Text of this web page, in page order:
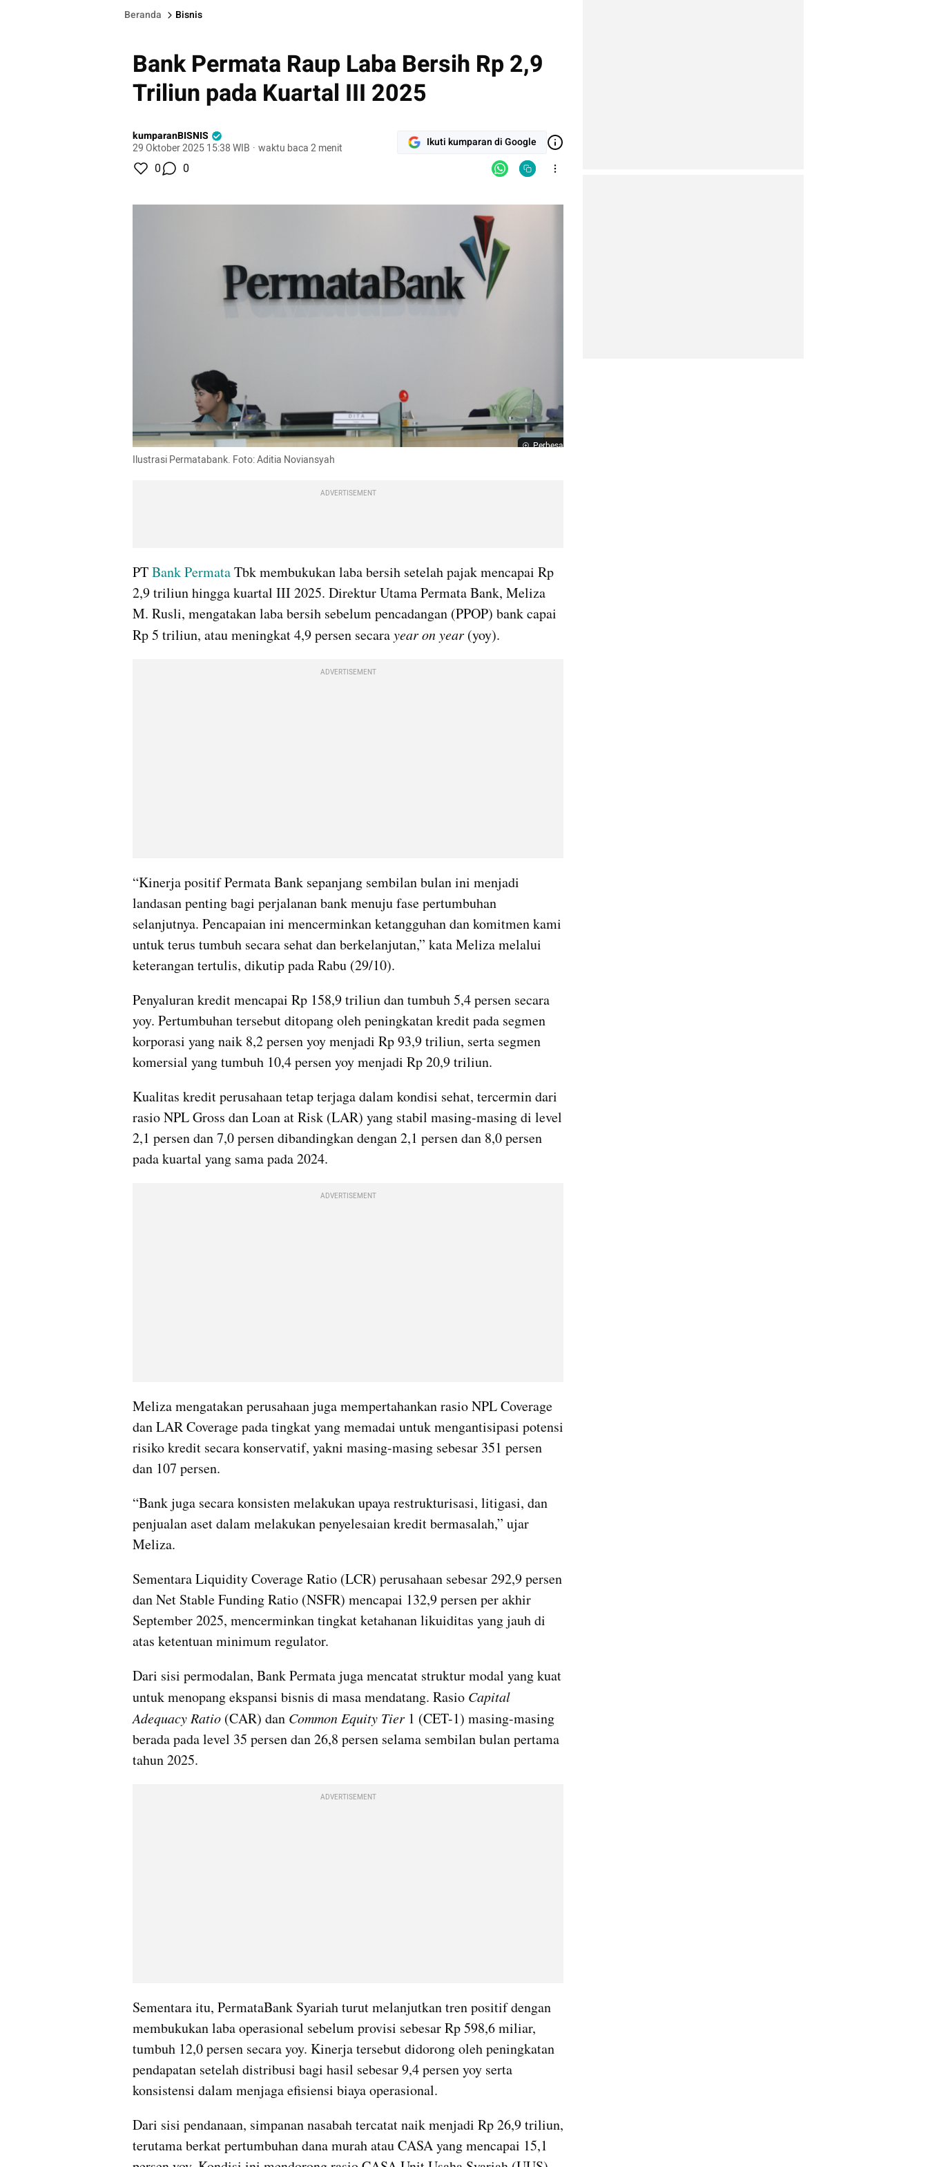
Beranda Bisnis
Bank Permata Raup Laba Bersih Rp 2,9
Triliun pada Kuartal III 2025
kumparanBISNIS
29 Oktober 2025 15:38 WIB · waktu baca 2 menit Ikuti kumparan di Google
0 0
Perbesar
Ilustrasi Permatabank. Foto: Aditia Noviansyah
ADVERTISEMENT
PT Bank Permata Tbk membukukan laba bersih setelah pajak mencapai Rp
2,9 triliun hingga kuartal III 2025. Direktur Utama Permata Bank, Meliza
M. Rusli, mengatakan laba bersih sebelum pencadangan (PPOP) bank capai
Rp 5 triliun, atau meningkat 4,9 persen secara year on year (yoy).
ADVERTISEMENT
“Kinerja positif Permata Bank sepanjang sembilan bulan ini menjadi
landasan penting bagi perjalanan bank menuju fase pertumbuhan
selanjutnya. Pencapaian ini mencerminkan ketangguhan dan komitmen kami
untuk terus tumbuh secara sehat dan berkelanjutan,” kata Meliza melalui
keterangan tertulis, dikutip pada Rabu (29/10).
Penyaluran kredit mencapai Rp 158,9 triliun dan tumbuh 5,4 persen secara
yoy. Pertumbuhan tersebut ditopang oleh peningkatan kredit pada segmen
korporasi yang naik 8,2 persen yoy menjadi Rp 93,9 triliun, serta segmen
komersial yang tumbuh 10,4 persen yoy menjadi Rp 20,9 triliun.
Kualitas kredit perusahaan tetap terjaga dalam kondisi sehat, tercermin dari
rasio NPL Gross dan Loan at Risk (LAR) yang stabil masing-masing di level
2,1 persen dan 7,0 persen dibandingkan dengan 2,1 persen dan 8,0 persen
pada kuartal yang sama pada 2024.
ADVERTISEMENT
Meliza mengatakan perusahaan juga mempertahankan rasio NPL Coverage
dan LAR Coverage pada tingkat yang memadai untuk mengantisipasi potensi
risiko kredit secara konservatif, yakni masing-masing sebesar 351 persen
dan 107 persen.
“Bank juga secara konsisten melakukan upaya restrukturisasi, litigasi, dan
penjualan aset dalam melakukan penyelesaian kredit bermasalah,” ujar
Meliza.
Sementara Liquidity Coverage Ratio (LCR) perusahaan sebesar 292,9 persen
dan Net Stable Funding Ratio (NSFR) mencapai 132,9 persen per akhir
September 2025, mencerminkan tingkat ketahanan likuiditas yang jauh di
atas ketentuan minimum regulator.
Dari sisi permodalan, Bank Permata juga mencatat struktur modal yang kuat
untuk menopang ekspansi bisnis di masa mendatang. Rasio Capital
Adequacy Ratio (CAR) dan Common Equity Tier 1 (CET-1) masing-masing
berada pada level 35 persen dan 26,8 persen selama sembilan bulan pertama
tahun 2025.
ADVERTISEMENT
Sementara itu, PermataBank Syariah turut melanjutkan tren positif dengan
membukukan laba operasional sebelum provisi sebesar Rp 598,6 miliar,
tumbuh 12,0 persen secara yoy. Kinerja tersebut didorong oleh peningkatan
pendapatan setelah distribusi bagi hasil sebesar 9,4 persen yoy serta
konsistensi dalam menjaga efisiensi biaya operasional.
Dari sisi pendanaan, simpanan nasabah tercatat naik menjadi Rp 26,9 triliun,
terutama berkat pertumbuhan dana murah atau CASA yang mencapai 15,1